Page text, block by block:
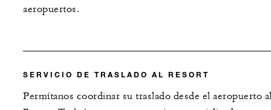
aeropuertos.
SERVICIO DE TRASLADO AL RESORT
Permítanos coordinar su traslado desde el aeropuerto